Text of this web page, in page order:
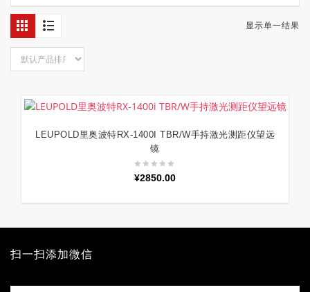
显示单一结果
加入购物车
LEUPOLD里奥波特RX-1400I TBR/W手持激光测距仪望远
镜
¥2850.00
扫一扫添加微信